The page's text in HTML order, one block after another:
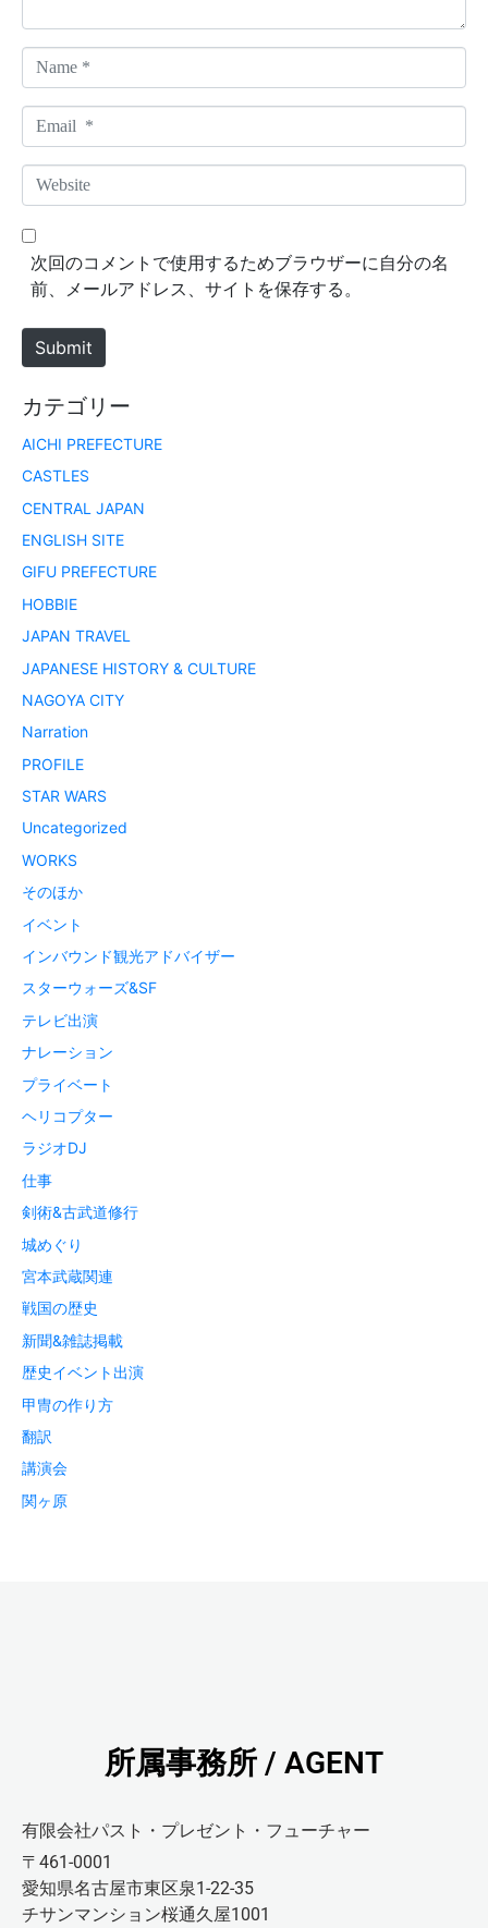
a
m
*
m
a
*
W
e
b
e
次回のコメントで使用するためブラウザーに自分の名
前、メールアドレス、サイトを保存する。
Submit
カテゴリー
AICHI PREFECTURE
CASTLES
CENTRAL JAPAN
ENGLISH SITE
GIFU PREFECTURE
HOBBIE
JAPAN TRAVEL
JAPANESE HISTORY & CULTURE
NAGOYA CITY
Narration
PROFILE
STAR WARS
Uncategorized
WORKS
そのほか
イベント
インバウンド観光アドバイザー
スターウォーズ&SF
テレビ出演
ナレーション
プライベート
ヘリコプター
ラジオDJ
仕事
剣術&古武道修行
城めぐり
宮本武蔵関連
戦国の歴史
新聞&雑誌掲載
歴史イベント出演
甲冑の作り方
翻訳
講演会
関ヶ原
所属事務所 / AGENT
有限会社パスト・プレゼント・フューチャー
〒461-0001
愛知県名古屋市東区泉1-22-35
チサンマンション桜通久屋1001